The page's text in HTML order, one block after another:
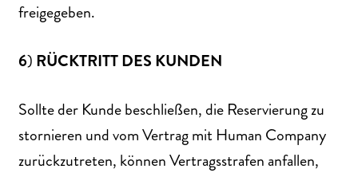
freigegeben.
6) RÜCKTRITTDES KUNDEN
Sollte der Kunde beschließen, die Reservierung zu
stornieren und vom Vertrag mit Human Company
zurückzutreten, können Vertragsstrafen anfallen,